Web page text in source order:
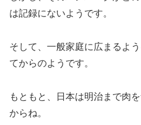
は記録にないようです。
そして、一般家庭に広まるよ
てからのようです。
もともと、日本は明治まで肉
からね。